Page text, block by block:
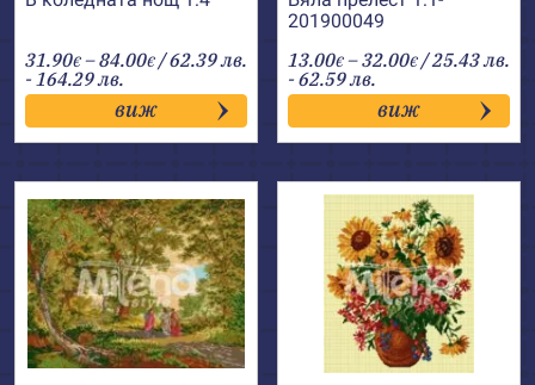
31.90€ –84.00€Price
range:
31.90€
through
84.00€
/ 62.39 лв.
- 164.29 лв.
виж
201900049
13.00€ –32.00€Price
range:
13.00€
through
32.00€
/ 25.43 лв.
- 62.59 лв.
виж